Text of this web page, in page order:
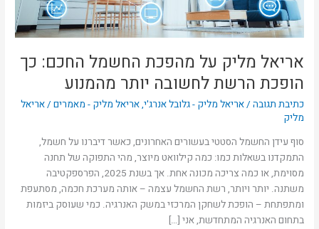
אריאל מליק על מהפכת החשמל החכם: כך
הופכת הרשת לחשובה יותר מהמנוע
כתיבת תגובה /אריאל מליק - גלובל אנרג'י,אריאל מליק - מאמרים /אריאל
מליק
סוף עידן החשמל הסטטי בעשורים האחרונים, כאשר דיברנו על חשמל,
התמקדנו בשאלות כמו: כמה קילוואט מיוצר, מהי התפוקה של תחנה
מסוימת, או כמה צריכה מכונה אחת. אך בשנת 2025, הפרספקטיבה
משתנה. יותר ויותר, רשת החשמל עצמה – אותה מערכת חכמה, מסתעפת
ומתפתחת – הופכת לשחקן המרכזי במשק האנרגיה. כמי שעוסק ביזמות
בתחום האנרגיה המתחדשת, אני […]
הרשת
לחשובה
יותר
מהמנוע